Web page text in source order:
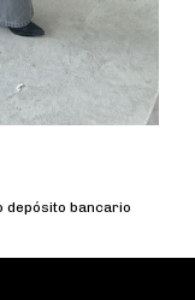
depósito bancario